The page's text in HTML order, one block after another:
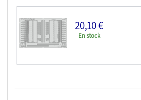
EDUARD photodecoupe avion FE1557 Zoom
20,10 €
En stock